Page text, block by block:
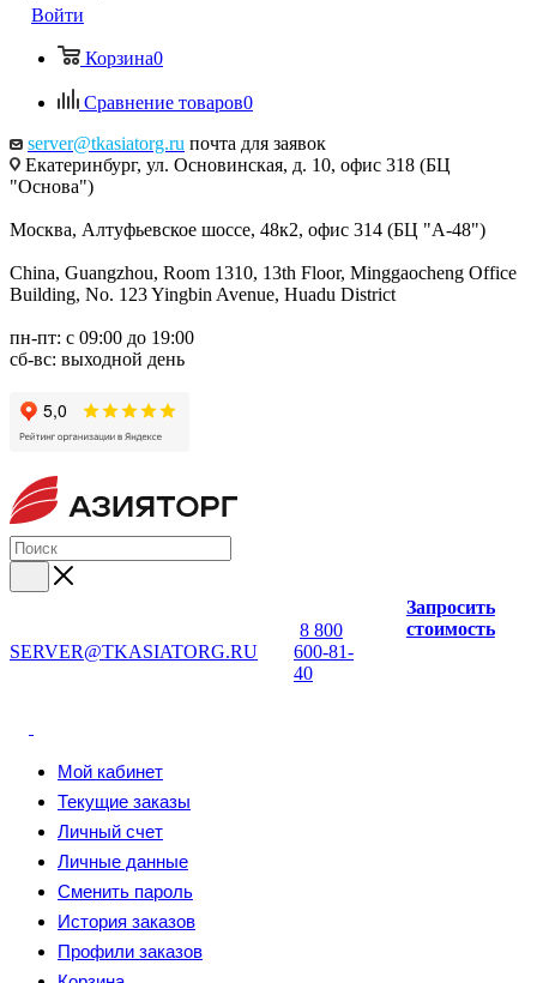
Войти
Корзина0
Сравнение товаров0
server@tkasiatorg.ru почта для заявок
Екатеринбург, ул. Основинская, д. 10, офис 318 (БЦ
"Основа")
Москва, Алтуфьевское шоссе, 48к2, офис 314 (БЦ "А-48")
China, Guangzhou, Room 1310, 13th Floor, Minggaocheng Office
Building, No. 123 Yingbin Avenue, Huadu District
пн-пт: с 09:00 до 19:00
сб-вс: выходной день
SERVER@TKASIATORG.RU
8 800
600-81-
40
Запросить
стоимость
Мой кабинет
Текущие заказы
Личный счет
Личные данные
Сменить пароль
История заказов
Профили заказов